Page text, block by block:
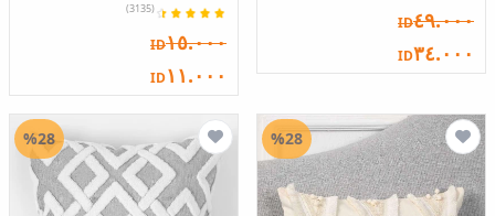
ID٤٩.٠٠٠
ID٣٤.٠٠٠
(3135)
ID١٥.٠٠٠
ID١١.٠٠٠
%28
%28